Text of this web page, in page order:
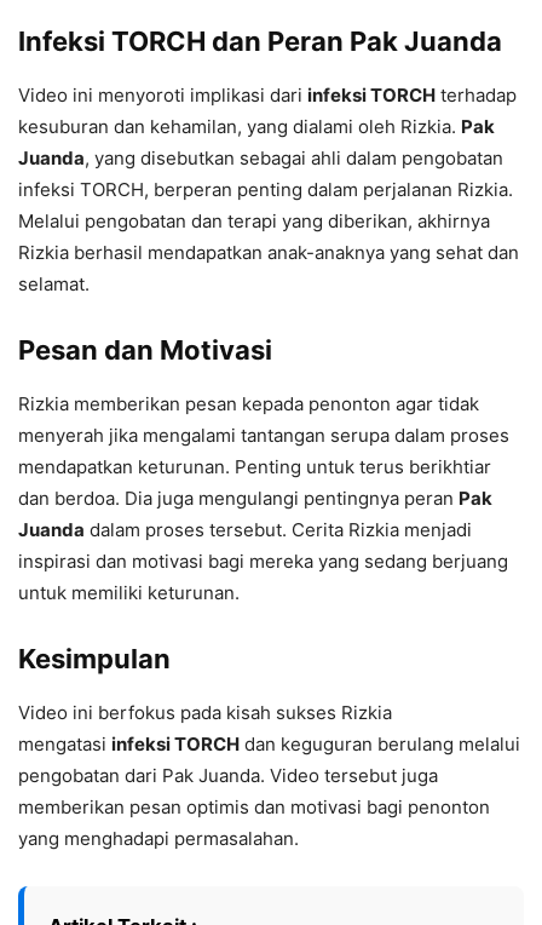
Infeksi TORCH dan Peran Pak Juanda
Video ini menyoroti implikasi dari infeksi TORCH terhadap
kesuburan dan kehamilan, yang dialami oleh Rizkia. Pak
Juanda, yang disebutkan sebagai ahli dalam pengobatan
infeksi TORCH, berperan penting dalam perjalanan Rizkia.
Melalui pengobatan dan terapi yang diberikan, akhirnya
Rizkia berhasil mendapatkan anak-anaknya yang sehat dan
selamat.
Pesan dan Motivasi
Rizkia memberikan pesan kepada penonton agar tidak
menyerah jika mengalami tantangan serupa dalam proses
mendapatkan keturunan. Penting untuk terus berikhtiar
dan berdoa. Dia juga mengulangi pentingnya peran Pak
Juanda dalam proses tersebut. Cerita Rizkia menjadi
inspirasi dan motivasi bagi mereka yang sedang berjuang
untuk memiliki keturunan.
Kesimpulan
Video ini berfokus pada kisah sukses Rizkia
mengatasi infeksi TORCH dan keguguran berulang melalui
pengobatan dari Pak Juanda. Video tersebut juga
memberikan pesan optimis dan motivasi bagi penonton
yang menghadapi permasalahan.